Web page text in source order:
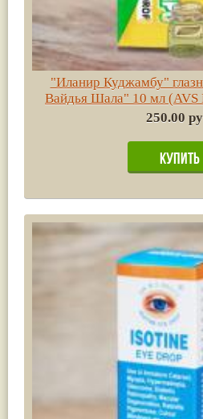
"Иланир Куджамбу"
Вайдья Шала" 10 мл (AVS
250.00